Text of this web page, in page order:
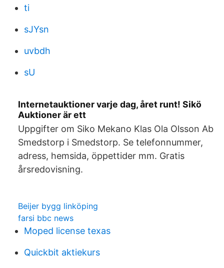
ti
sJYsn
uvbdh
sU
Internetauktioner varje dag, året runt! Sikö
Auktioner är ett
Uppgifter om Siko Mekano Klas Ola Olsson Ab
Smedstorp i Smedstorp. Se telefonnummer,
adress, hemsida, öppettider mm. Gratis
årsredovisning.
Beijer bygg linköping
farsi bbc news
Moped license texas
Quickbit aktiekurs